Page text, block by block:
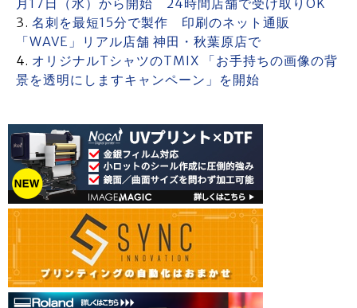
月17日（水）から開始 24時間店舗で受け取りOK
名刺を最短15分で製作 印刷のネット通販
「WAVE」リアル店舗 神田・秋葉原店で
オリジナルTシャツのTMIX 「お手持ちの画像の背
景を透明にしますキャンペーン」を開始